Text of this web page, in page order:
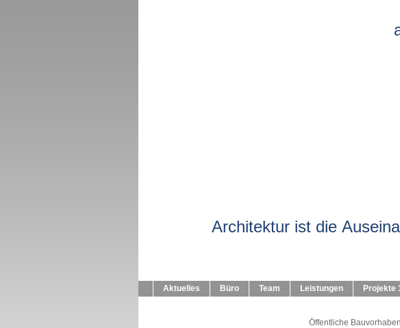
architekt
Architektur ist die
Aktuelles Büro Team Leistungen Projekte
Öffentliche Bauvorhaben